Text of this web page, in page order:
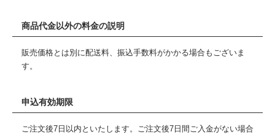
商品代金以外の料金の説明
販売価格とは別に配送料、振込手数料がかかる場合もございま
す。
申込有効期限
ご注文後7日以内といたします。ご注文後7日間ご入金がない場合